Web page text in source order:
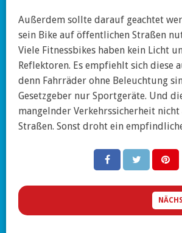
Außerdem sollte darauf geachtet
sein Bike auf öffentlichen Straßen
Viele Fitnessbikes haben kein Licht
Reflektoren. Es empfiehlt sich diese
denn Fahrräder ohne Beleuchtung
Gesetzgeber nur Sportgeräte. Und
mangelnder Verkehrssicherheit
Straßen. Sonst droht ein